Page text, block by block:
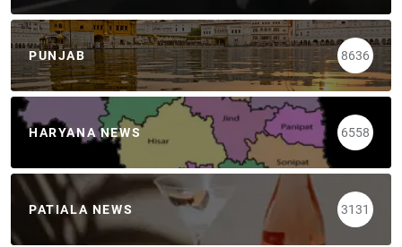
PUNJAB 8636
HARYANA NEWS 6558
PATIALA NEWS 3131